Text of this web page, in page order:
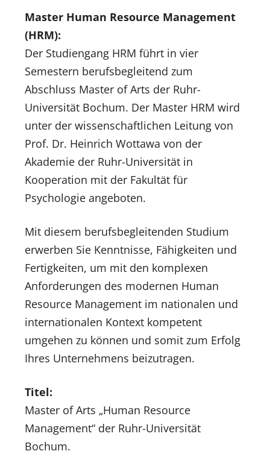
Master Human Resource Management
(HRM):
Der Studiengang HRM führt in vier
Semestern berufsbegleitend zum
Abschluss Master of Arts der Ruhr-
Universität Bochum. Der Master HRM wird
unter der wissenschaftlichen Leitung von
Prof. Dr. Heinrich Wottawa von der
Akademie der Ruhr-Universität in
Kooperation mit der Fakultät für
Psychologie angeboten.
Mit diesem berufsbegleitenden Studium
erwerben Sie Kenntnisse, Fähigkeiten und
Fertigkeiten, um mit den komplexen
Anforderungen des modernen Human
Resource Management im nationalen und
internationalen Kontext kompetent
umgehen zu können und somit zum Erfolg
Ihres Unternehmens beizutragen.
Titel:
Master of Arts „Human Resource
Management“ der Ruhr-Universität
Bochum.